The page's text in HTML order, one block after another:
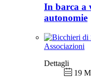
In barca a
autonomie
Associazioni
Dettagli
19